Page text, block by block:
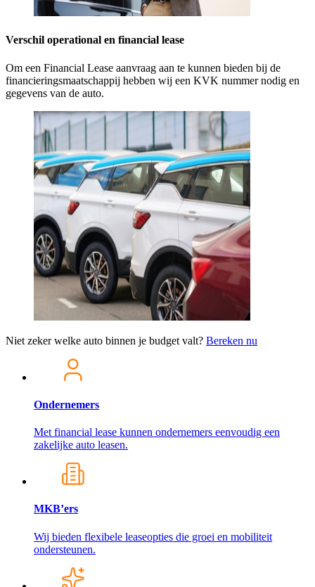
Verschil operational en financial lease
Om een Financial Lease aanvraag aan te kunnen bieden bij de
financieringsmaatschappij hebben wij een KVK nummer nodig en
gegevens van de auto.
Niet zeker welke auto binnen je budget valt? Bereken nu
Ondernemers
Met financial lease kunnen ondernemers eenvoudig een
zakelijke auto leasen.
MKB’ers
Wij bieden flexibele leaseopties die groei en mobiliteit
ondersteunen.